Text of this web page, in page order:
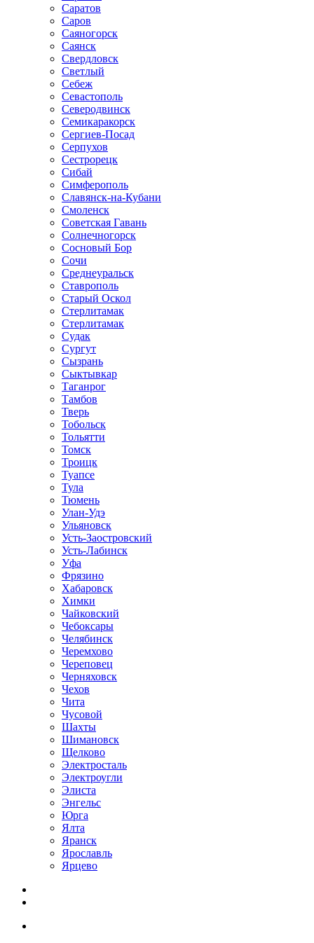
Саратов
Саров
Саяногорск
Саянск
Свердловск
Светлый
Себеж
Севастополь
Северодвинск
Семикаракорск
Сергиев-Посад
Серпухов
Сестрорецк
Сибай
Симферополь
Славянск-на-Кубани
Смоленск
Советская Гавань
Солнечногорск
Сосновый Бор
Сочи
Среднеуральск
Ставрополь
Старый Оскол
Стерлитамак
Стерлитамак
Судак
Сургут
Сызрань
Сыктывкар
Таганрог
Тамбов
Тверь
Тобольск
Тольятти
Томск
Троицк
Туапсе
Тула
Тюмень
Улан-Удэ
Ульяновск
Усть-Заостровский
Усть-Лабинск
Уфа
Фрязино
Хабаровск
Химки
Чайковский
Чебоксары
Челябинск
Черемхово
Череповец
Черняховск
Чехов
Чита
Чусовой
Шахты
Шимановск
Щелково
Электросталь
Электроугли
Элиста
Энгельс
Юрга
Ялта
Яранск
Ярославль
Ярцево